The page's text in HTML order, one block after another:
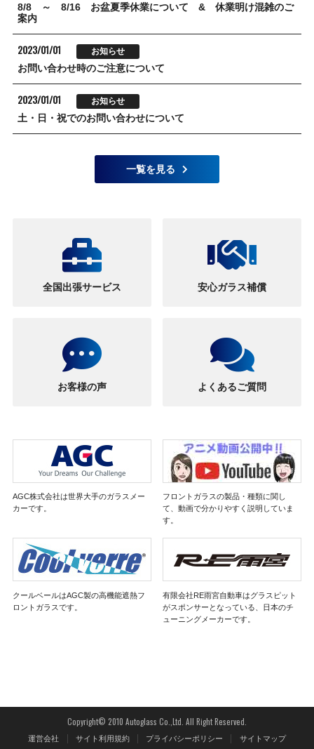
8/8 ～ 8/16 お盆夏季休業について & 休業明け混雑のご
案内
2023/01/01 お知らせ
お問い合わせ時のご注意について
2023/01/01 お知らせ
土・日・祝でのお問い合わせについて
一覧を見る
全国出張サービス 安心ガラス補償
お客様の声 よくあるご質問
AGC株式会社は世界大手のガラスメー
カーです。
フロントガラスの製品・種類に関し
て、動画で分かりやすく説明していま
す。
クールベールはAGC製の高機能遮熱フ
ロントガラスです。
有限会社RE雨宮自動車はグラスピット
がスポンサーとなっている、日本のチ
ューニングメーカーです。
Copyright© 2010 Autoglass Co.,Ltd. All Right Reserved.
運営会社 サイト利用規約 プライバシーポリシー サイトマップ